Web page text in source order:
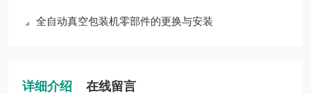
全自动真空包装机零部件的更换与安装
详细介绍 在线留言